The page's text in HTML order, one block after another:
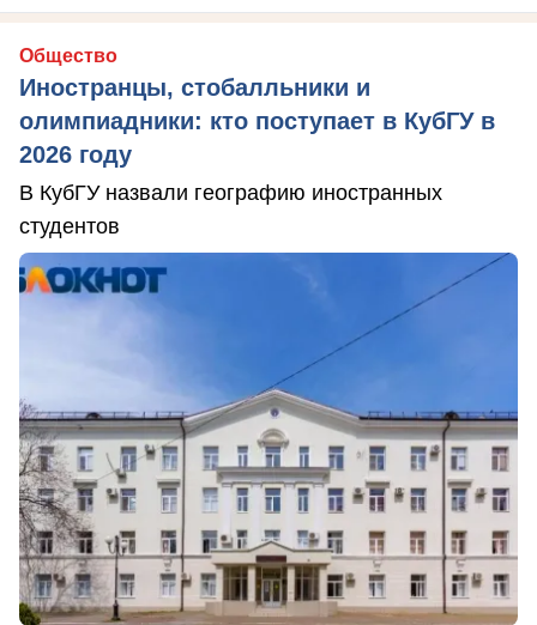
Общество
Иностранцы, стобалльники и
олимпиадники: кто поступает в КубГУ в
2026 году
В КубГУ назвали географию иностранных
студентов